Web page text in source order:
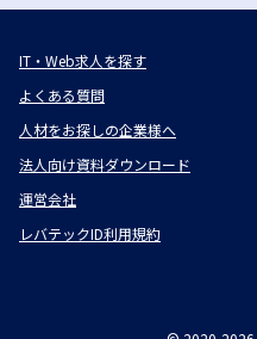
IT・Web求人を探す
よくある質問
人材をお探しの企業様へ
法人向け資料ダウンロード
運営会社
レバテックID利用規約